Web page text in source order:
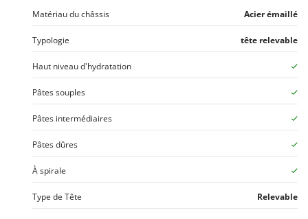
Wortex
Worx
Yard Force
Zanon
Zephir
ZGrills
Zodiac
Zomax
Matériau du châssis Acier émaillé
Typologie tête relevable
Haut niveau d'hydratation
Pâtes souples
Pâtes intermédiaires
Pâtes dûres
À spirale
Type de Tête Relevable